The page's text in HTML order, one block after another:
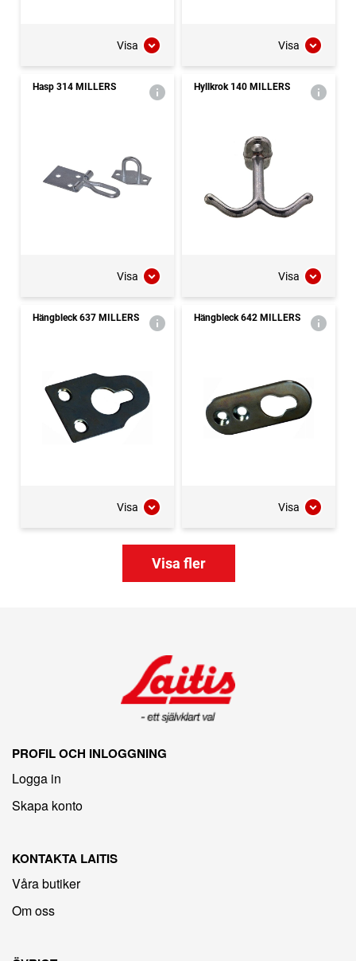
Visa Visa
Hasp 314 MILLERS
Visa
Hyllkrok 140 MILLERS
Visa
Hängbleck 637 MILLERS
Visa
Hängbleck 642 MILLERS
Visa
Visa fler
PROFIL OCH INLOGGNING
Logga in
Skapa konto
KONTAKTA LAITIS
Våra butiker
Om oss